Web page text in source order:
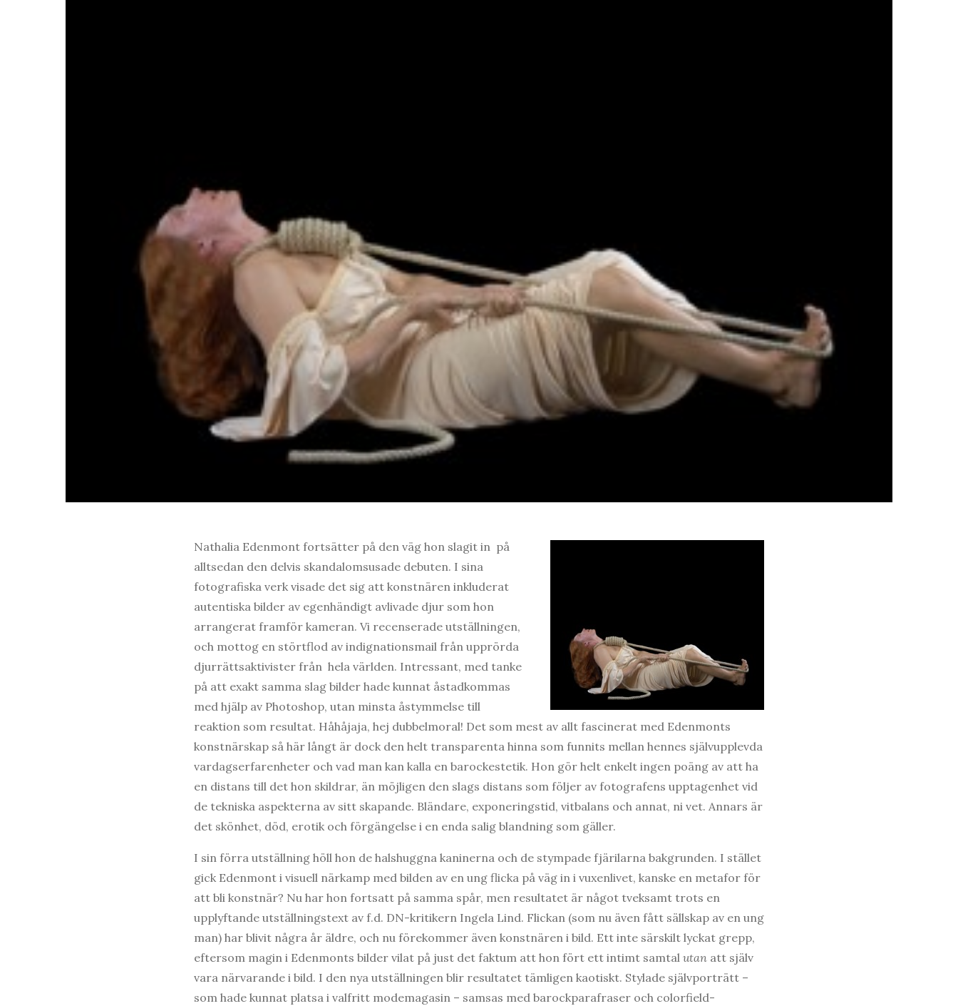
Nathalia Edenmont fortsätter på den väg hon slagit in på
alltsedan den delvis skandalomsusade debuten. I sina
fotografiska verk visade det sig att konstnären inkluderat
autentiska bilder av egenhändigt avlivade djur som hon
arrangerat framför kameran. Vi recenserade utställningen,
och mottog en störtflod av indignationsmail från upprörda
djurrättsaktivister från hela världen. Intressant, med tanke
på att exakt samma slag bilder hade kunnat åstadkommas
med hjälp av Photoshop, utan minsta åstymmelse till
reaktion som resultat. Håhåjaja, hej dubbelmoral! Det som mest av allt fascinerat med Edenmonts
konstnärskap så här långt är dock den helt transparenta hinna som funnits mellan hennes självupplevda
vardagserfarenheter och vad man kan kalla en barockestetik. Hon gör helt enkelt ingen poäng av att ha
en distans till det hon skildrar, än möjligen den slags distans som följer av fotografens upptagenhet vid
de tekniska aspekterna av sitt skapande. Bländare, exponeringstid, vitbalans och annat, ni vet. Annars är
det skönhet, död, erotik och förgängelse i en enda salig blandning som gäller.
I sin förra utställning höll hon de halshuggna kaninerna och de stympade fjärilarna bakgrunden. I stället
gick Edenmont i visuell närkamp med bilden av en ung flicka på väg in i vuxenlivet, kanske en metafor för
att bli konstnär? Nu har hon fortsatt på samma spår, men resultatet är något tveksamt trots en
upplyftande utställningstext av f.d. DN-kritikern Ingela Lind. Flickan (som nu även fått sällskap av en ung
man) har blivit några år äldre, och nu förekommer även konstnären i bild. Ett inte särskilt lyckat grepp,
eftersom magin i Edenmonts bilder vilat på just det faktum att hon fört ett intimt samtal utan att själv
vara närvarande i bild. I den nya utställningen blir resultatet tämligen kaotiskt. Stylade självporträtt –
som hade kunnat platsa i valfritt modemagasin – samsas med barockparafraser och colorfield-